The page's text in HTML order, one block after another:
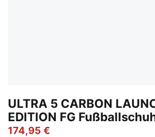
ULTRA 5 CARBON
EDITION FG
174,95 €